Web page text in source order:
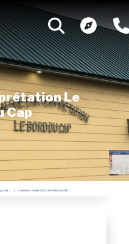
Le
Cap
CAMPING MUNICIPAL CHEMIN FAISANT